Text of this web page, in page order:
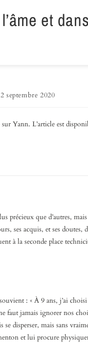
et
septembre 2020
Yann. L’article est
précieux que d’autres,
ses acquis, et ses doutes,
à la seconde place
: « À 9 ans, j’ai
faut jamais ignorer nos
se disperser, mais sans
et lui procure